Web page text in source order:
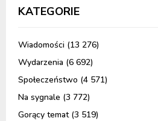
KATEGORIE
Wiadomości (13 276)
Wydarzenia (6 692)
Społeczeństwo (4 571)
Na sygnale (3 772)
Gorący temat(3 519)